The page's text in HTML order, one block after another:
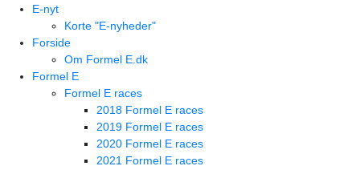
E-nyt
Korte "E-nyheder"
Forside
Om Formel E.dk
Formel E
Formel E races
2018 Formel E races
2019 Formel E races
2020 Formel E races
2021 Formel E races